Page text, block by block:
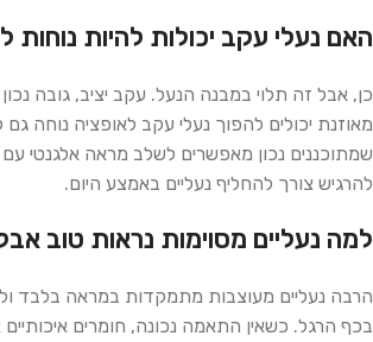
האם נעלי עקב יכולות להיות נוחות
כן, אבל זה תלוי במבנה הנעל. עקב יציב, גובה
מאוזנת יכולים להפוך נעלי עקב לאופציה נוחה גם
שמתוכננים נכון מאפשרים לשלב מראה אלגנטי
להרגיש צורך להחליף נעליים באמצע היום.
למה נעליים מסוימות נראות טוב
הרבה נעליים מעוצבות מתמקדות במראה בלבד
בכף הרגל. כשאין התאמה נכונה, חומרים איכותיים